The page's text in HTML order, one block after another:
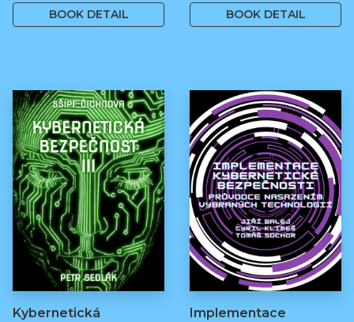
BOOK DETAIL BOOK DETAIL
Kybernetická
Implementace